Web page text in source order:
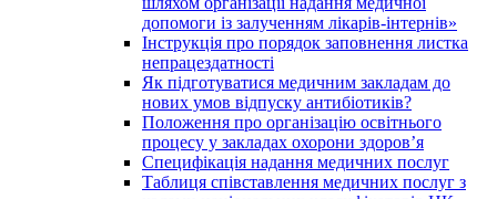
допомоги із залученням лікарів-інтернів»
Інструкція про порядок заповнення листка
непрацездатності
Як підготуватися медичним закладам до
нових умов відпуску антибіотиків?
Положення про організацію освітнього
процесу у закладах охорони здоров’я
Специфікація надання медичних послуг
Таблиця співставлення медичних послуг з